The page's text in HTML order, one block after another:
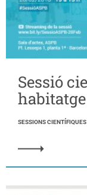
Sessió
SESSIONS CIENTÍFIQUES